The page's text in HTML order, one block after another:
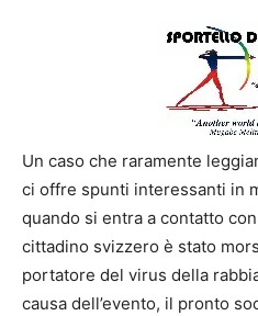
Un caso che raramente
ci offre spunti interessanti in
quando si entra a contatto
cittadino svizzero è stato
portatore del virus della
causa dell’evento, il pronto